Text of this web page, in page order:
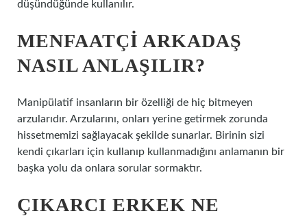
düşündüğünde kullanılır.
MENFAATÇI ARKADAŞ
NASIL ANLAŞILIR?
Manipülatif insanların bir özelliği de hiç bitmeyen
arzularıdır. Arzularını, onları yerine getirmek zorunda
hissetmemizi sağlayacak şekilde sunarlar. Birinin sizi
kendi çıkarları için kullanıp kullanmadığını anlamanın bir
başka yolu da onlara sorular sormaktır.
ÇIKARCI ERKEK NE